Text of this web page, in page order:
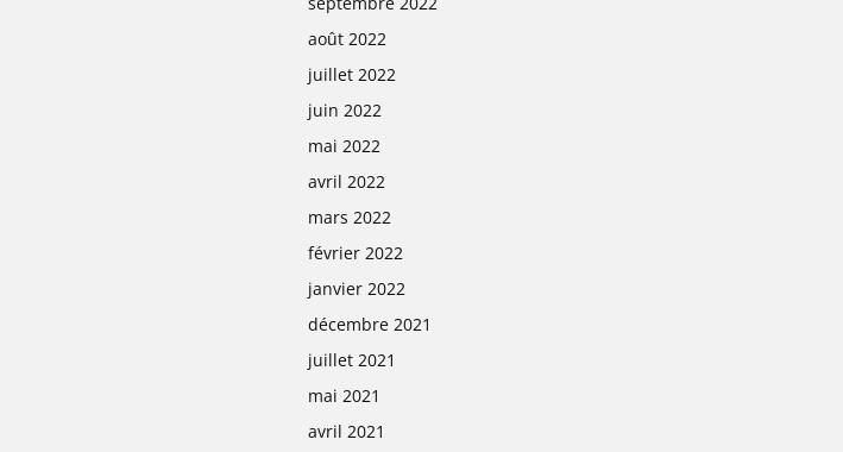
août 2022
juillet 2022
juin 2022
mai 2022
avril 2022
mars 2022
février 2022
janvier 2022
décembre 2021
juillet 2021
mai 2021
avril 2021